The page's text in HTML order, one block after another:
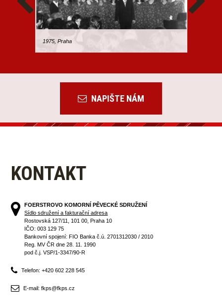
1975, Praha
NAPIŠTE NÁM
KONTAKT
FOERSTROVO KOMORNÍ PĚVECKÉ SDRUŽENÍ
Sídlo sdružení a fakturační adresa
Rostovská 127/11, 101 00, Praha 10
IČO: 003 129 75
Bankovní spojení: FIO Banka č.ú. 2701312030 / 2010
Reg. MV ČR dne 28. 11. 1990
pod č.j. VSP/1-3347/90-R
Telefon: +420 602 228 545
E-mail: fkps@fkps.cz